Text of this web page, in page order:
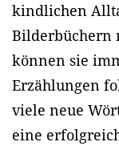
kindlichen
Bilderbüchern
können sie
Erzählungen
viele neue
eine